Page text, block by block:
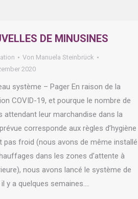
DE MINUSINES
Von Manuela Steinbrück
2020
système – Pager En raison de la
COVID-19, et pourque le nombre de
attendant leur marchandise dans la
corresponde aux règles d’hygiène
pas froid (nous avons de même installé
dans les zones d’attente à
nous avons lancé le système de
y a quelques semaines.…